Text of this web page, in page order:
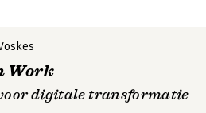
Work
digitale transformatie